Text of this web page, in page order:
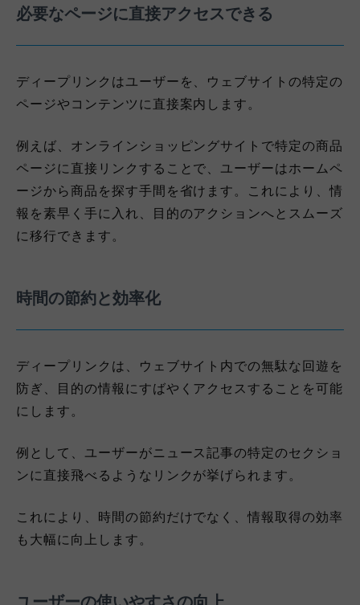
必要なページに直接アクセスできる
ディープリンクはユーザーを、ウェブサイトの特定の
ページやコンテンツに直接案内します。
例えば、オンラインショッピングサイトで特定の商品
ページに直接リンクすることで、ユーザーはホームペ
ージから商品を探す手間を省けます。これにより、情
報を素早く手に入れ、目的のアクションへとスムーズ
に移行できます。
時間の節約と効率化
ディープリンクは、ウェブサイト内での無駄な回遊を
防ぎ、目的の情報にすばやくアクセスすることを可能
にします。
例として、ユーザーがニュース記事の特定のセクショ
ンに直接飛べるようなリンクが挙げられます。
これにより、時間の節約だけでなく、情報取得の効率
も大幅に向上します。